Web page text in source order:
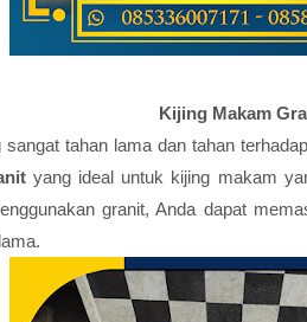
Kijing Makam
tahan lama dan tahan
yang ideal untuk kijing makam
granit, Anda dapat